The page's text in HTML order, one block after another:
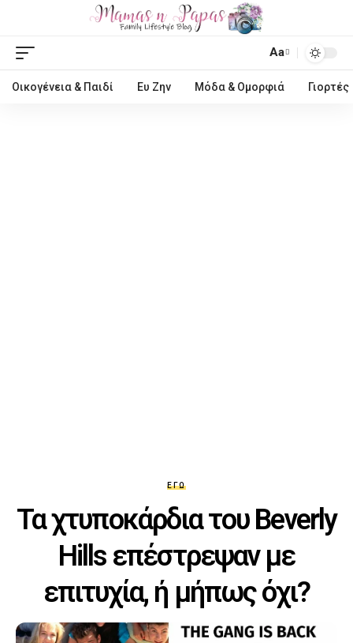
Aa
Οικογένεια & Παιδί Ευ Ζην Μόδα & Ομορφιά Γιορτές
ΕΓΏ
Τα χτυποκάρδια του Beverly
Hills επέστρεψαν με
επιτυχία, ή μήπως όχι?